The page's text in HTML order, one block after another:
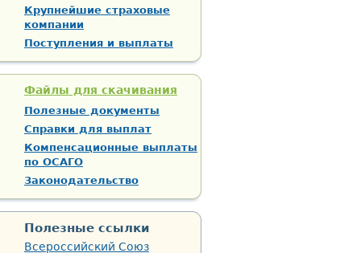
Крупнейшие страховые
компании
Поступления и выплаты
Файлы для скачивания
Полезные документы
Справки для выплат
Компенсационные выплаты
по ОСАГО
Законодательство
Полезные ссылки
Всероссийский Союз